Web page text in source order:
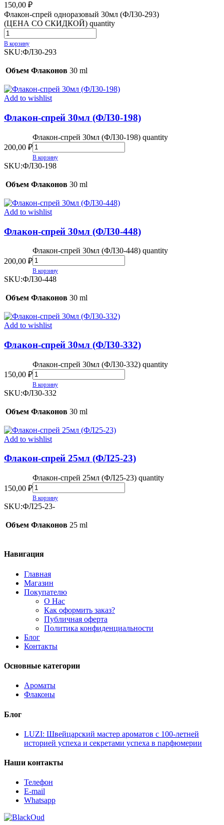
150,00 ₽
Флакон-спрей одноразовый 30мл (ФЛ30-293)
(ЦЕНА СО СКИДКОЙ) quantity
В корзину
SKU:ФЛ30-293
Объем Флаконов 30 ml
Add to wishlist
Флакон-спрей 30мл (ФЛ30-198)
200,00 ₽
Флакон-спрей 30мл (ФЛ30-198) quantity
В корзину
SKU:ФЛ30-198
Объем Флаконов 30 ml
Add to wishlist
Флакон-спрей 30мл (ФЛ30-448)
200,00 ₽
Флакон-спрей 30мл (ФЛ30-448) quantity
В корзину
SKU:ФЛ30-448
Объем Флаконов 30 ml
Add to wishlist
Флакон-спрей 30мл (ФЛ30-332)
150,00 ₽
Флакон-спрей 30мл (ФЛ30-332) quantity
В корзину
SKU:ФЛ30-332
Объем Флаконов 30 ml
Add to wishlist
Флакон-спрей 25мл (ФЛ25-23)
150,00 ₽
Флакон-спрей 25мл (ФЛ25-23) quantity
В корзину
SKU:ФЛ25-23-
Объем Флаконов 25 ml
Навигация
Главная
Магазин
Покупателю
О Нас
Как оформить заказ?
Публичная оферта
Политика конфиденциальности
Блог
Контакты
Основные категории
Ароматы
Флаконы
Блог
LUZI: Швейцарский мастер ароматов с 100-летней
историей успеха и секретами успеха в парфюмерии
Наши контакты
Телефон
E-mail
Whatsapp